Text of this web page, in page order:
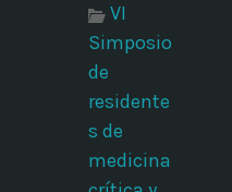
VI
Simposio
de
residente
s de
medicina